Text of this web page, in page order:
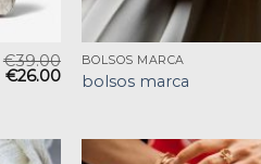
€39.00
€26.00
BOLSOS MARCA
bolsos marca